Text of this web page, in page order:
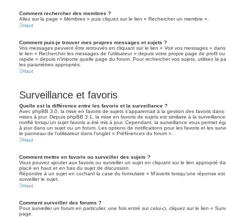
Comment rechercher des membres ?
Allez sur la page « Membres » puis cliquez sur le lien « Rechercher un membre ».
Haut
Comment puis-je trouver mes propres messages et sujets ?
Vos messages peuvent être retrouvés en cliquant sur le lien « Voir vos messages »
le lien « Rechercher les messages de l’utilisateur » depuis votre propre page de profil
rapide » depuis n’importe quelle page du forum. Pour rechercher vos sujets, utilisez la
les paramètres appropriés.
Haut
Surveillance et favoris
Quelle est la différence entre les favoris et la surveillance ?
Avec phpBB 3.0, la mise en favoris de sujets s’apparentait à la gestion des favoris
mises à jour. Depuis phpBB 3.1, la mise en favoris de sujets est similaire à la
notifié lorsqu’un sujet favoris a été mis à jour. Cependant, la surveillance vous permet
à jour dans un sujet ou un forum. Les options de notifications pour les favoris et les
le panneau de l’utilisateur dans l’onglet « Préférences du forum ».
Haut
Comment mettre en favoris ou surveiller des sujets ?
Vous pouvez ajouter aux favoris ou surveiller un sujet en cliquant sur le lien approprié
placé en haut et en bas du sujet de discussion.
Répondre à un sujet en cochant la case du formulaire « M’avertir lorsqu’une réponse
surveiller le sujet.
Haut
Comment surveiller des forums ?
Pour surveiller un forum en particulier, une fois entré sur celui-ci, cliquez sur le lien «
page.